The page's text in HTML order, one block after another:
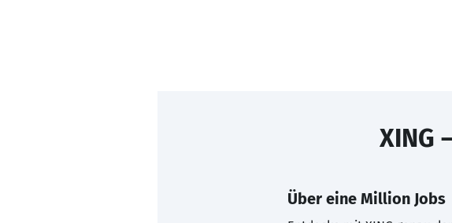
XING
Über eine Million Jobs